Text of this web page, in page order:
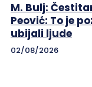
M. Bulj:
Peović: To je
ubijali ljude
02/08/2026